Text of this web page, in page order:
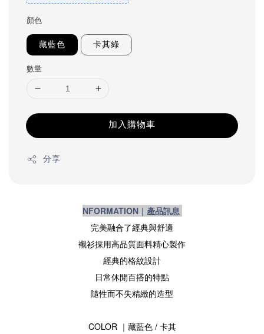
顏色
藏藍色 卡其綠
數量
加入購物車
分享
NFORMATION｜產品訊息
完美融合了經典與舒適
襯衫採用高品質面料精心製作
經典的格紋設計
日常休閒百搭的特點
隨性而不失精緻的造型
COLOR ｜藏藍色 / 卡其